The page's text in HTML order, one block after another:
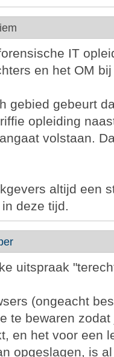
IT
en het OM
gebied gebeurt
opleiding
volstaan.
altijd een
deze tijd.
uitspraak
(ongeacht
te bewaren
en het voor een
opgeslagen, is